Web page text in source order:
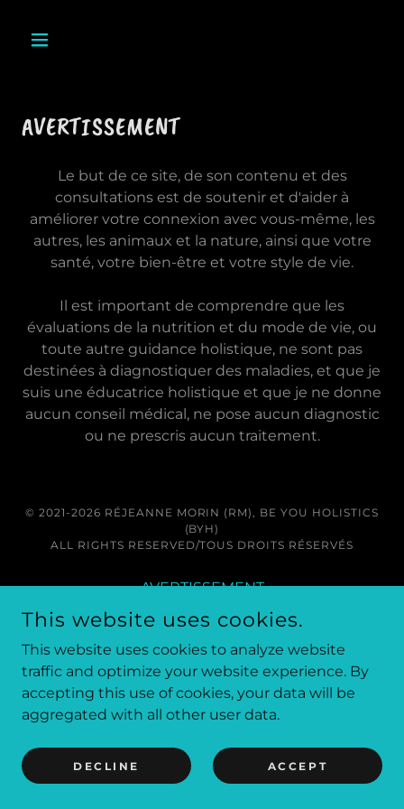
AVERTISSEMENT
Le but de ce site, de son contenu et des
consultations est de soutenir et d'aider à
améliorer votre connexion avec vous-même, les
autres, les animaux et la nature, ainsi que votre
santé, votre bien-être et votre style de vie.
Il est important de comprendre que les
évaluations de la nutrition et du mode de vie, ou
toute autre guidance holistique, ne sont pas
destinées à diagnostiquer des maladies, et que je
suis une éducatrice holistique et que je ne donne
aucun conseil médical, ne pose aucun diagnostic
ou ne prescris aucun traitement.
© 2021-2026 RÉJEANNE MORIN (RM), BE YOU HOLISTICS
(BYH)
ALL RIGHTS RESERVED/TOUS DROITS RÉSERVÉS
AVERTISSEMENT
DISCLAIMER
This website uses cookies.
This website uses cookies to analyze website
traffic and optimize your website experience. By
accepting this use of cookies, your data will be
aggregated with all other user data.
DECLINE ACCEPT